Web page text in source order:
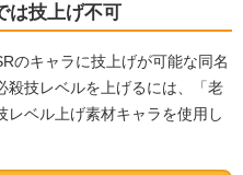
は技上げ不可
のキャラに技上げが可能な同名
殺技レベルを上げるには、「老
ベル上げ素材キャラを使用し